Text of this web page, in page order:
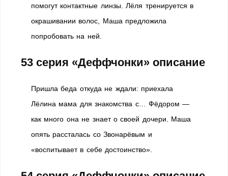
помогут контактные линзы. Лёля тренируется в
окрашивании волос, Маша предложила
попробовать на ней.
53 серия «Деффчонки» описание
Пришла беда откуда не ждали: приехала
Лёлина мама для знакомства с… Фёдором —
как много она не знает о своей дочери. Маша
опять рассталась со Звонарёвым и
«воспитывает в себе достоинство».